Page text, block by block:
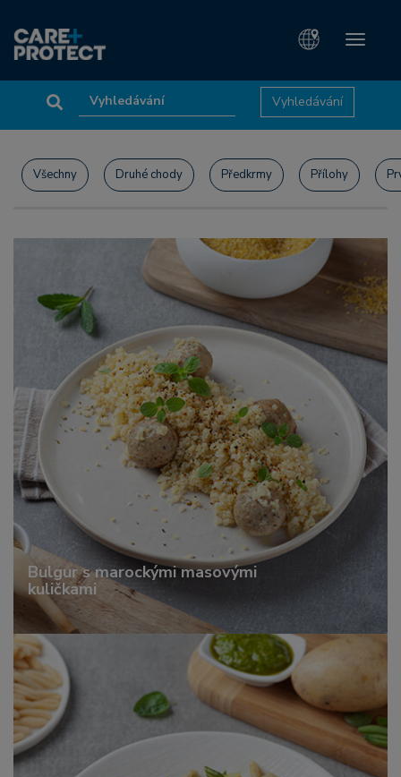
Toggle
Všechny Druhé chody Předkrmy Přílohy
Bulgur s marockými masovými
kuličkami